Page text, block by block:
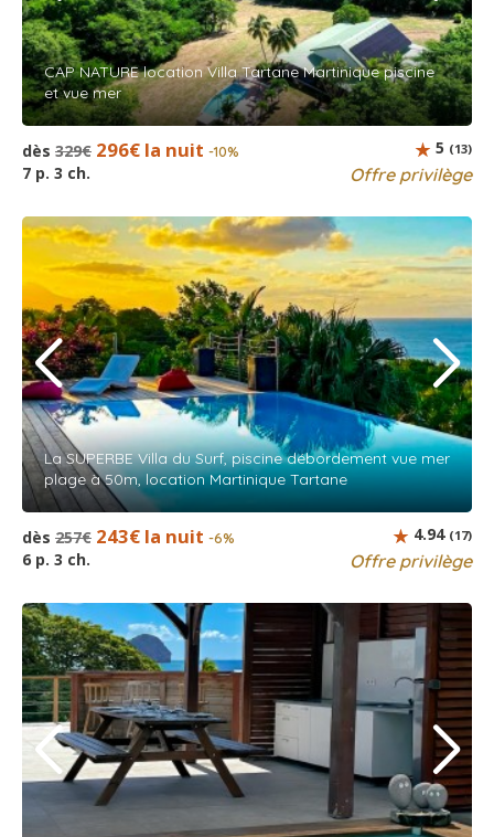
CAP NATURE location Villa Tartane Martinique piscine
et vue mer
dès 329€ 296€ la nuit -10%
7 p. 3 ch. Offre privilège
5 (13)
La SUPERBE Villa du Surf, piscine débordement vue mer
plage à 50m, location Martinique Tartane
dès 257€ 243€ la nuit -6%
6 p. 3 ch. Offre privilège
4.94 (17)